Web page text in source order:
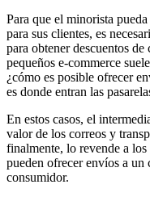
Para que el minorista
para sus clientes, es
para obtener descuentos
pequeños e-commerce
¿cómo es posible ofrecer
es donde entran las
En estos casos, el
valor de los correos y
finalmente, lo revende a
pueden ofrecer envíos a un
consumidor.